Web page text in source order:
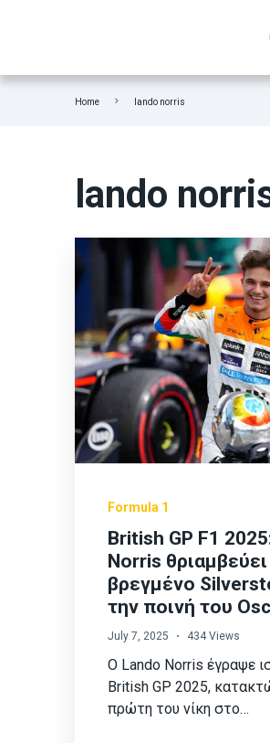
Home lando norris
lando
Formula 1
British GP F1
Norris
βρεγμένο
την ποινή του
July 7, 2025 434 Views
Ο Lando Norris έγραψε
British GP 2025,
πρώτη του νίκη στο…
Κύπελλο Ελλάδας
ΕΘΝΙΚΗ ΕΛΛΑΔΟΣ